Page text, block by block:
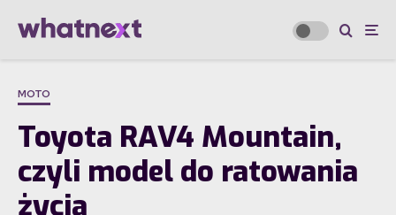
MOTO
Toyota RAV4 Mountain,
czyli model do ratowania
życia